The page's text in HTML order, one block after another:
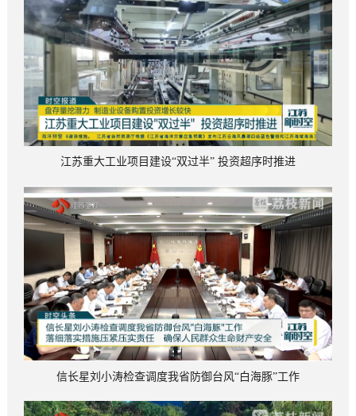
江苏重大工业项目建设“双过半” 投资超序时推进
信长星刘小涛检查调度我省防御台风“白海豚”工作